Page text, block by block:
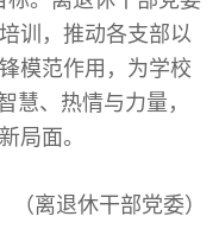
训，推动各支部以
模范作用，为学校
慧、热情与力量，
局面。
（离退休干部党委）